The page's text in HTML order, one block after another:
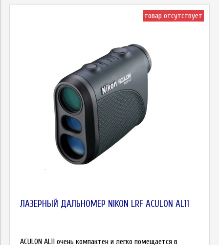
товар отсутствует
ЛАЗЕРНЫЙ ДАЛЬНОМЕР NIKON LRF ACULON AL11
ACULON AL11 очень компактен и легко помещается в